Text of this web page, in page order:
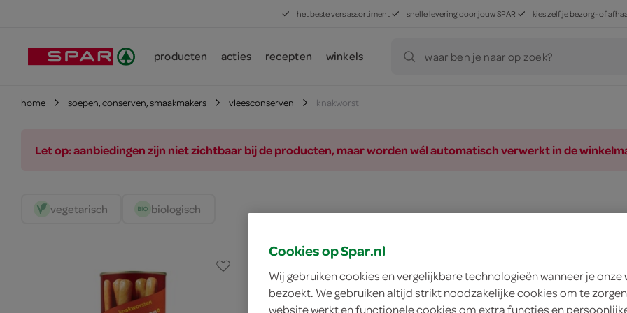
het beste vers assortiment snelle levering door jouw SPAR kies zelf je bezorg- of
producten acties recepten winkels waar ben je naar op zoek?
home soepen, conserven, smaakmakers vleesconserven knakworst
Let op: aanbiedingen zijn niet zichtbaar bij de producten, maar worden wél automatisch verwerkt in de
vegetarisch biologisch
Cookies op Spar.nl
Wij gebruiken cookies en vergelijkbare technologieën wanneer je onze
bezoekt. We gebruiken altijd strikt noodzakelijke cookies om te
website werkt en functionele cookies om extra functies en